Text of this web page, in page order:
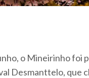
o Mineirinho
Desmanttelo, que